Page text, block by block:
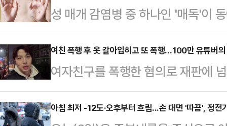
(GDP)보다 3배가 넘는 302.3%에
經濟新聞·닛케이…
등이용촬영) 등 혐의로 구속 기소
호인을 통해 법원에 항소장을 제출
4~5년을 각각 선고받고 법정 구속
년6개월에 집행유예 4년을 선고받
도 항소장을 제…
성 매개 감염병 중 하나인 '매독'이
근 일본 FNN프라임 등 외신에 따
가 1만3000명을 넘어서 당국이 감
자는 2010년대 이후 급증하고 있
2020년 6619명이었던 매독 감염
처음 돌파했다고 밝혔다. 이어
여친 폭행 후 옷 갈아입히고 또 폭행…100만 유튜버
여자친구를 폭행한 혐의로 재판에
서도 징역형 집행유예를 선고받았
사항소2-2부(부장판사 강희석 조
아침 최저 -12도·오후부터 흐림...손 대면 '따끔', 정